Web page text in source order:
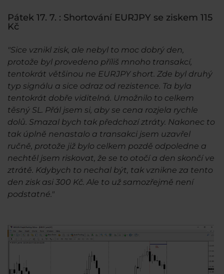
Pátek 17. 7. : Shortování EURJPY se ziskem 115
Kč
"Sice vznikl zisk, ale nebyl to moc dobrý den,
protože byl provedeno příliš mnoho transakcí,
tentokrát většinou ne EURJPY short. Zde byl druhý
typ signálu a sice odraz od rezistence. Ta byla
tentokrát dobře viditelná. Umožnilo to celkem
těsný SL. Přál jsem si, aby se cena rozjela rychle
dolů. Smazal bych tak předchozí ztráty. Nakonec to
tak úplně nenastalo a transakci jsem uzavřel
ručně, protože již bylo celkem pozdě odpoledne a
nechtěl jsem riskovat, že se to otočí a den skončí ve
ztrátě. Kdybych to nechal být, tak vznikne za tento
den zisk asi 300 Kč. Ale to už samozřejmě není
podstatné."